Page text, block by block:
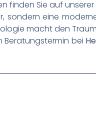
finden Sie auf
sondern eine
macht den
Beratungstermin bei